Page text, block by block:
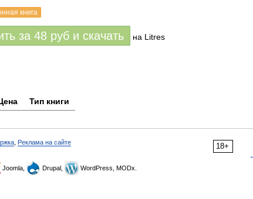
книга
за 48 руб и скачать на Litres
Тип книги
18+
Реклама на сайте
Joomla, Drupal, WordPress, MODx.